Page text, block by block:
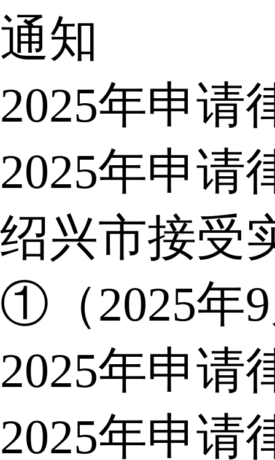
通知
2025年申请
2025年申请
绍兴市接受
①（2025年
2025年申请
2025年申请